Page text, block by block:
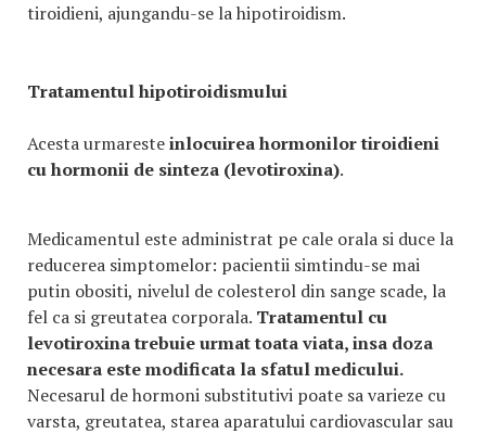
tiroidieni, ajungandu-se la hipotiroidism.
Tratamentul hipotiroidismului
Acesta urmaresteinlocuirea hormonilor tiroidieni
cu hormonii de sinteza (levotiroxina).
Medicamentul este administrat pe cale orala si duce la
reducerea simptomelor: pacientii simtindu-se mai
putin obositi, nivelul de colesterol din sange scade, la
fel ca si greutatea corporala. Tratamentul cu
levotiroxina trebuie urmat toata viata, insa doza
necesara este modificata la sfatul medicului.
Necesarul de hormoni substitutivi poate sa varieze cu
varsta, greutatea, starea aparatului cardiovascular sau